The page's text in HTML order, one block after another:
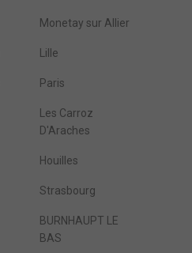
Monetay sur Allier
Lille
Paris
Les Carroz
D'Araches
Houilles
Strasbourg
BURNHAUPT LE
BAS